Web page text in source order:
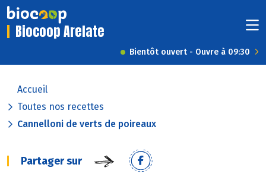
Biocoop Arelate
Bientôt ouvert - Ouvre à 09:30
Accueil
Toutes nos recettes
Cannelloni de verts de poireaux
Partager sur